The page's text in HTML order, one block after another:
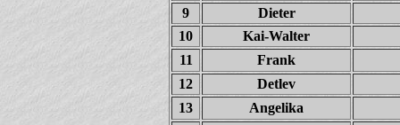
9
Dieter
10
Kai-Walter
11
Frank
12
Detlev
13
Angelika